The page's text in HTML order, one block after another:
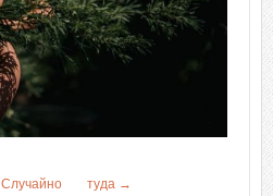
Случайно
туда →